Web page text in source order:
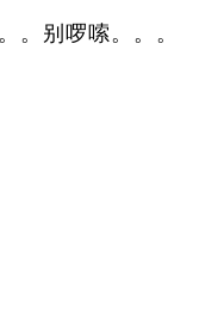
。别啰嗦。。。